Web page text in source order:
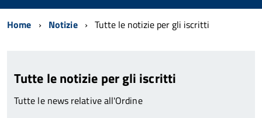
Home Notizie Tutte le notizie per gli iscritti
Tutte le notizie per gli iscritti
Tutte le news relative all'Ordine